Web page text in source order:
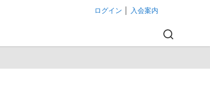
ログイン 入会案内